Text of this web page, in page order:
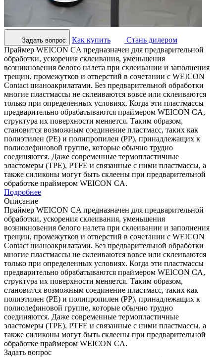
Задать вопрос Как купить
Стань дилером
Праймер WEICON CA предназначен для предварительной
обработки, ускорения склеивания, уменьшения
возникновения белого налета при склеивании и заполнения
трещин, промежутков и отверстий в сочетании с WEICON
Contact цианоакрилатами. Без предварительной обработки
многие пластмассы не склеиваются вовсе или склеиваются
только при определенных условиях. Когда эти пластмассы
предварительно обрабатываются праймером WEICON CA,
структура их поверхности меняется. Таким образом,
становится возможным соединение пластмасс, таких как
полиэтилен (PE) и полипропилен (PP), принадлежащих к
полиолефиновой группе, которые обычно трудно
соединяются. Даже современные термопластичные
эластомеры (TPE), PTFE и связанные с ними пластмассы, а
также силиконы могут быть склеены при предварительной
обработке праймером WEICON CA.
Подробнее
Описание
Праймер WEICON CA предназначен для предварительной
обработки, ускорения склеивания, уменьшения
возникновения белого налета при склеивании и заполнения
трещин, промежутков и отверстий в сочетании с WEICON
Contact цианоакрилатами. Без предварительной обработки
многие пластмассы не склеиваются вовсе или склеиваются
только при определенных условиях. Когда эти пластмассы
предварительно обрабатываются праймером WEICON CA,
структура их поверхности меняется. Таким образом,
становится возможным соединение пластмасс, таких как
полиэтилен (PE) и полипропилен (PP), принадлежащих к
полиолефиновой группе, которые обычно трудно
соединяются. Даже современные термопластичные
эластомеры (TPE), PTFE и связанные с ними пластмассы, а
также силиконы могут быть склеены при предварительной
обработке праймером WEICON CA.
Задать вопрос